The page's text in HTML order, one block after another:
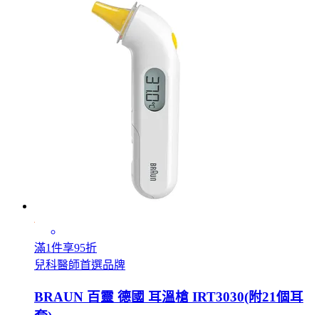
滿1件享95折
兒科醫師首選品牌
BRAUN 百靈 德國 耳溫槍 IRT3030(附21個耳